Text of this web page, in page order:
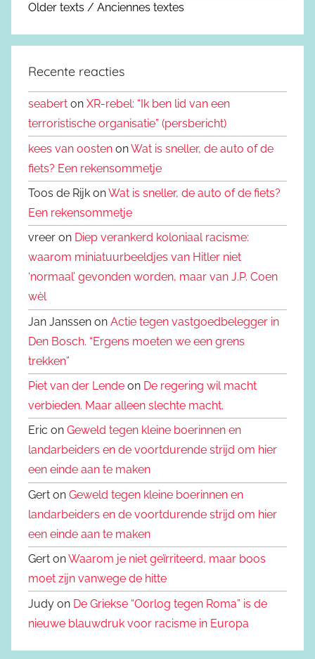
Older texts / Anciennes textes
Recente reacties
seabert on XR-rebel: “Ik ben lid van een
terroristische organisatie” (persbericht)
kees van oosten onWat is sneller, de auto of de
fiets? Een rekensommetje
Toos de Rijk onWat is sneller, de auto of de fiets?
Een rekensommetje
vreer on Diep verankerd koloniaal racisme:
waarom miniatuurbeeldjes van Hitler niet
‘normaal’ gevonden worden, maar van J.P. Coen
wèl
Jan Janssen on Actie tegen vastgoedbelegger in
Den Bosch. “Ergens moeten we een grens
trekken”
Piet van der Lende on De regering wil macht
verbieden. Maar alleen slechte macht.
Eric on Geweld tegen kleine boerinnen en
landarbeiders en de voortdurende strijd om hier
een einde aan te maken
Gert on Geweld tegen kleine boerinnen en
landarbeiders en de voortdurende strijd om hier
een einde aan te maken
Gert onWaarom je niet geïrriteerd, maar boos
moet zijn vanwege de hitte
Judy on De Griekse “Oorlog tegen Roma” is de
nieuwe blauwdruk voor racisme in Europa